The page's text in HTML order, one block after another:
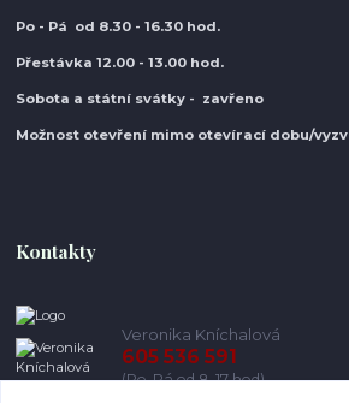
Po - Pá od 8.30 - 16.30 hod.
Přestávka 12.00 - 13.00 hod.
Sobota a státní svátky - zavřeno
Možnost otevření mimo otevírací dobu/
Kontakty
Veronika Kníchalová
605 536 591
(Po-Pá od 8-17 hod)